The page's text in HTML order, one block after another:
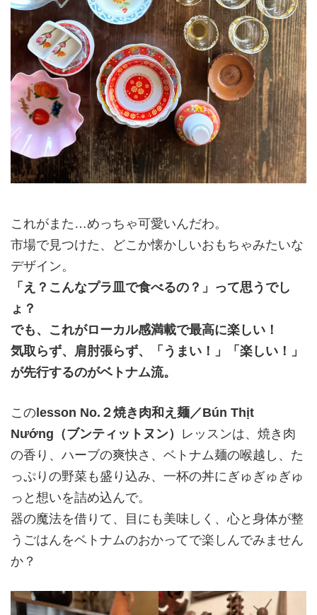
これがまた…めっちゃ可愛いんだわ。
市場で見つけた、どこか懐かしいおもちゃみたいな
デザイン。
「え？こんなプラ皿で食べるの？」って思うでし
ょ？
でも、これがローカル感満載で最高に楽しい！
気取らず、肩肘張らず、「うまい！」「楽しい！」
が先行するのがベトナム流。
この lesson No.２焼き肉和え麺／Bún Thịt
Nướng（ブンティットヌン） レッスンは、焼き肉
の香り、ハーブの爽快さ、ベトナム麺の喉越し、た
っぷりの野菜も盛り込み、一杯の丼にぎゅぎゅぎゅ
っと想いを詰め込んで。
器の魔法を借りて、目にも美味しく、心と身体が整
うごはんをベトナムのおかってで楽しんでみません
か？